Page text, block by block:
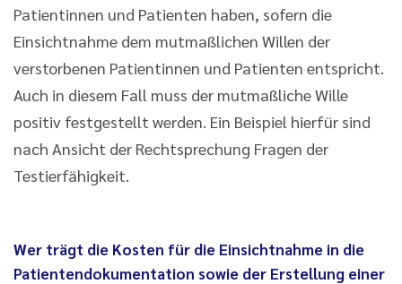
Patientinnen und Patienten haben, sofern die
Einsichtnahme dem mutmaßlichen Willen der
verstorbenen Patientinnen und Patienten entspricht.
Auch in diesem Fall muss der mutmaßliche Wille
positiv festgestellt werden. Ein Beispiel hierfür sind
nach Ansicht der Rechtsprechung Fragen der
Testierfähigkeit.
Wer trägt die Kosten für die Einsichtnahme in die
Patientendokumentation sowie der Erstellung einer